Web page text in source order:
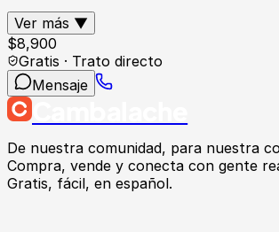
Ver más ▼
$8,900
Gratis · Trato directo
Mensaje
De nuestra comunidad, para nuestra
Compra, vende y conecta con gente
Gratis, fácil, en español.